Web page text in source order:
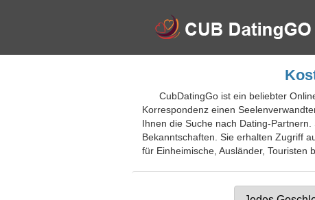
CubDatingGo ist ein beliebter
Korrespondenz einen
Ihnen die Suche nach Dating-
Bekanntschaften. Sie erhalten Zugriff
für Einheimische, Ausländer, Touristen